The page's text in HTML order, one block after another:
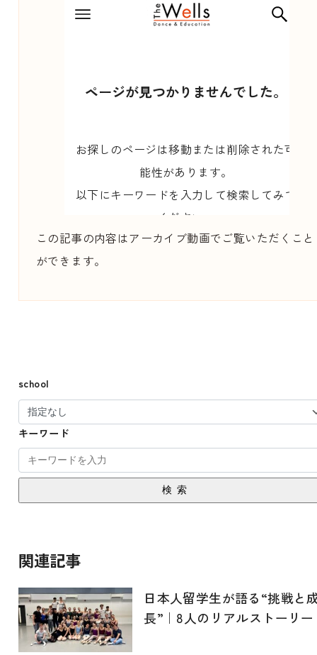
この記事の内容はアーカイブ動画でご覧いただくこと
ができます。
school
キーワード
検索
関連記事
日本人留学生が語る“挑戦と
長”｜8人のリアルストーリー